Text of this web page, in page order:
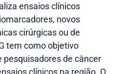
ensaios clínicos
novos
cirúrgicas ou de
tem como objetivo
pesquisadores de câncer
clínicos na região. O